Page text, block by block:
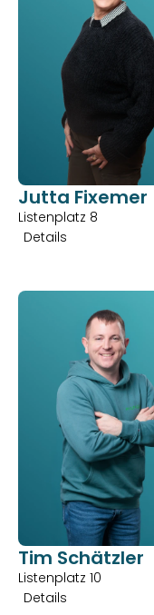
Jutta Fixemer
Listenplatz 8
Details
Tim Schätzler
Listenplatz 10
Details